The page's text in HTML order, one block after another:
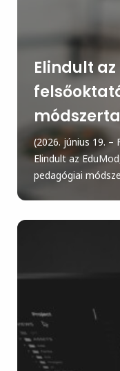
Elindult
(2026. június 19. –
Elindult az
pedagógiai